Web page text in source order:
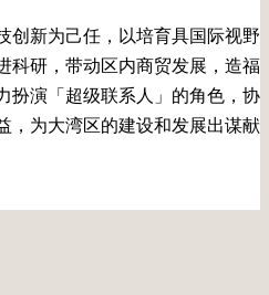
创新为己任，以培育具国际视野
科研，带动区内商贸发展，造福
扮演「超级联系人」的角色，协
，为大湾区的建设和发展出谋献